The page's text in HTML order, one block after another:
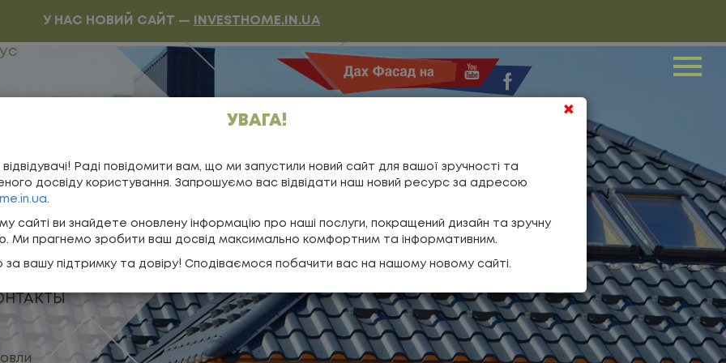
У НАС НОВИЙ САЙТ — INVESTHOME.IN.UA
×
УВАГА!
відвідувачі! Раді повідомити вам, що ми запустили новий сайт для вашої зручності та
досвіду користування. Запрошуємо вас відвідати наш новий ресурс за адресою
.
сайті ви знайдете оновлену інформацію про наші послуги, покращений дизайн та зручну
Ми прагнемо зробити ваш досвід максимально комфортним та інформативним.
за вашу підтримку та довіру! Сподіваємося побачити вас на нашому новому сайті.
здесь
о нас